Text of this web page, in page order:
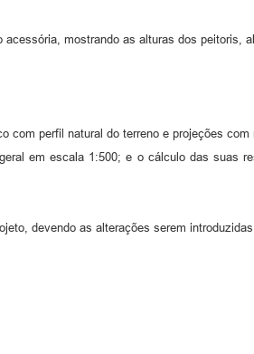
mostrando as alturas dos peitoris,
com perfil natural do terreno e projeções
em escala 1:500; e o cálculo das suas
devendo as alterações serem